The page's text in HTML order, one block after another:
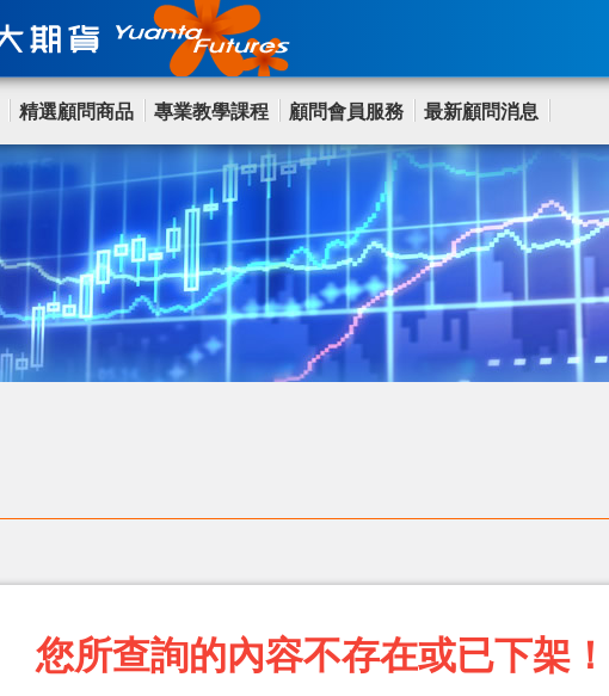
精選顧問商品 專業教學課程 顧問會員服務 最新顧問消息
您所查詢的內容不存在或已下架